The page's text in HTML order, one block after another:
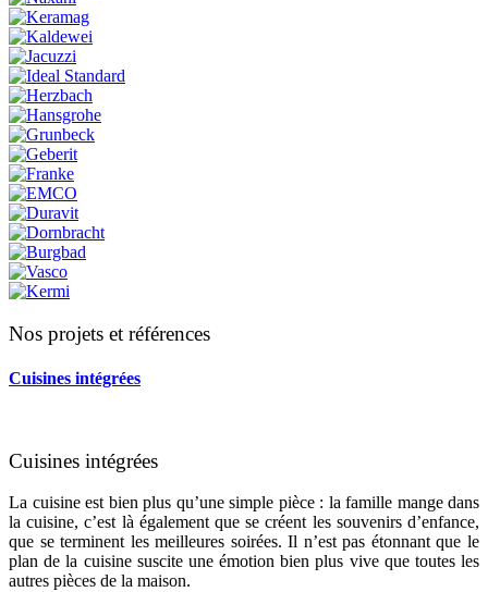
Nos projets et références
Cuisines intégrées
Cuisines intégrées
La cuisine est bien plus qu’une simple pièce : la famille mange dans
la cuisine, c’est là également que se créent les souvenirs d’enfance,
que se terminent les meilleures soirées. Il n’est pas étonnant que le
plan de la cuisine suscite une émotion bien plus vive que toutes les
autres pièces de la maison.